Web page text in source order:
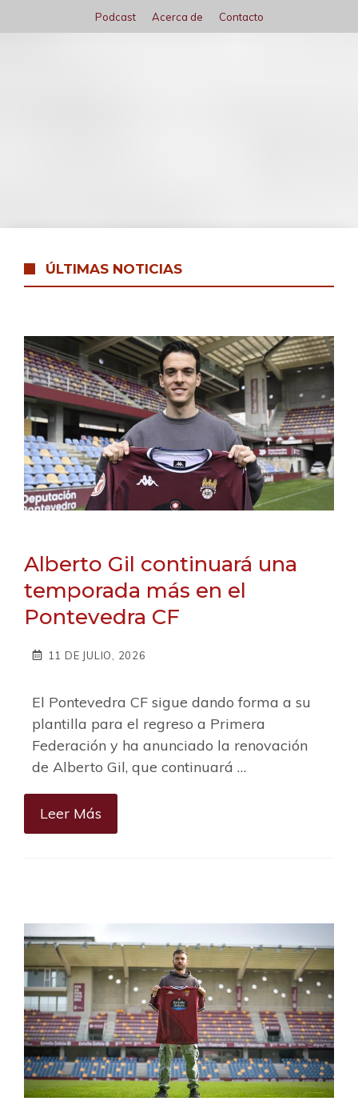
Podcast Acerca de Contacto
ÚLTIMAS NOTICIAS
Alberto Gil continuará una
temporada más en el
Pontevedra CF
11 DE JULIO, 2026
El Pontevedra CF sigue dando forma a su
plantilla para el regreso a Primera
Federación y ha anunciado la renovación
de Alberto Gil, que continuará …
Leer Más